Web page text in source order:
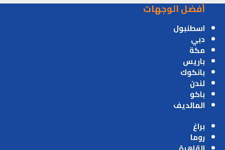
أفضل الوجهات
اسطنبول
دبي
مكة
باريس
بانكوك
لندن
باكو
المالديف
براغ
روما